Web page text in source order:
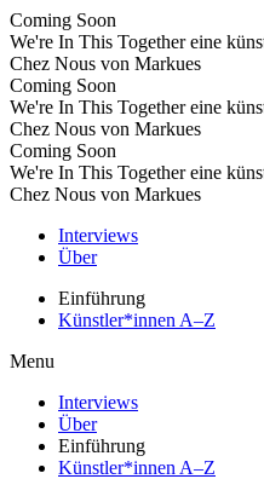
Coming Soon
We're In This Together eine
Chez Nous von Markues
Coming Soon
We're In This Together eine
Chez Nous von Markues
Coming Soon
We're In This Together eine
Chez Nous von Markues
Interviews
Über
Einführung
Künstler*innen A–Z
Menu
Interviews
Über
Einführung
Künstler*innen A–Z